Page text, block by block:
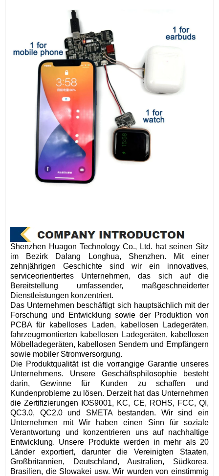
Shenzhen Huagon Technology Co., Ltd. hat seinen Sitz
im Bezirk Dalang Longhua, Shenzhen. Mit einer
zehnjährigen Geschichte sind wir ein innovatives,
serviceorientiertes Unternehmen, das sich auf die
Bereitstellung umfassender, maßgeschneiderter
Dienstleistungen konzentriert.
Das Unternehmen beschäftigt sich hauptsächlich mit der
Forschung und Entwicklung sowie der Produktion von
PCBA für kabelloses Laden, kabellosen Ladegeräten,
fahrzeugmontierten kabellosen Ladegeräten, kabellosen
Möbelladegeräten, kabellosen Sendern und Empfängern
sowie mobiler Stromversorgung.
Die Produktqualität ist die vorrangige Garantie unseres
Unternehmens. Unsere Geschäftsphilosophie besteht
darin, Gewinne für Kunden zu schaffen und
Kundenprobleme zu lösen. Derzeit hat das Unternehmen
die Zertifizierungen IOS9001, KC, CE, ROHS, FCC, QI,
QC3.0, QC2.0 und SMETA bestanden. Wir sind ein
Unternehmen mit Wir haben einen Sinn für soziale
Verantwortung und konzentrieren uns auf nachhaltige
Entwicklung. Unsere Produkte werden in mehr als 20
Länder exportiert, darunter die Vereinigten Staaten,
Großbritannien, Deutschland, Australien, Südkorea,
Brasilien, die Slowakei usw. Wir wurden von einstimmig